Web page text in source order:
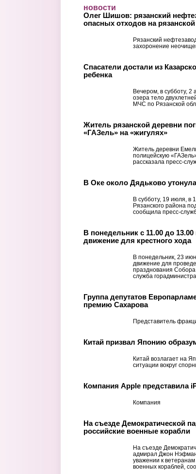
новости
Олег Шишов: рязанский
опасных отходов на
Рязанский
захоронение
Спасатели достали из
ребенка
Вечером, в субботу, 2
озера тело
МЧС по Рязанской
Житель рязанской деревни
«ГАЗель» на «жигулях»
Житель деревни
полицейскую
рассказала пресс-
В Оке около Дядьково
В субботу, 19 июля, в
Рязанского района
сообщила пресс-
В понедельник с 11.00 до
движение для крестного хода
В понедельник, 23
движение для
празднования
служба
Группа депутатов
премию Сахарова
Представитель
Китай призвал Японию
Китай возлагает на
ситуации вокруг
Компания Apple представила
Компания
На съезде Демократической
российские военные корабли
На съезде
адмирал Джон
уважении к
военных кораблей,